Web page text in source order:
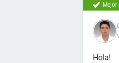
Mejor
Hola!